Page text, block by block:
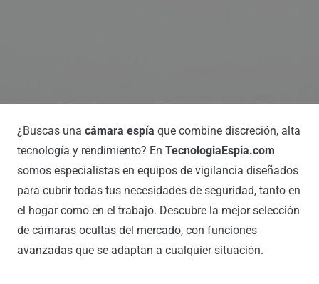
¿Buscas una cámara espía que combine discreción, alta
tecnología y rendimiento? En TecnologiaEspia.com
somos especialistas en equipos de vigilancia diseñados
para cubrir todas tus necesidades de seguridad, tanto en
el hogar como en el trabajo. Descubre la mejor selección
de cámaras ocultas del mercado, con funciones
avanzadas que se adaptan a cualquier situación.